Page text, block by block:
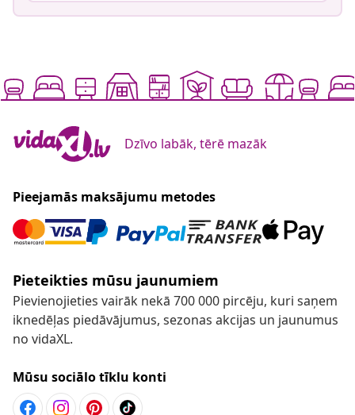
Dzīvo labāk, tērē mazāk
Pieejamās maksājumu metodes
Pieteikties mūsu jaunumiem
Pievienojieties vairāk nekā 700 000 pircēju, kuri saņem
iknedēļas piedāvājumus, sezonas akcijas un jaunumus
no vidaXL.
Mūsu sociālo tīklu konti